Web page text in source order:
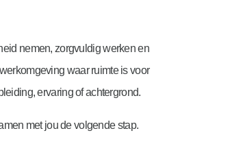
nemen, zorgvuldig werken en
waar ruimte is voor
ervaring of achtergrond.
met jou de volgende stap.